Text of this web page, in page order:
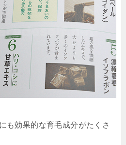
も効果的な育毛成分がたくさ